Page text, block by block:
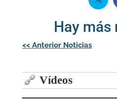
Hay
Navegación
de
<< Anterior Noticias
Vídeos